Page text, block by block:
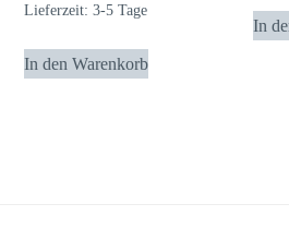
Lieferzeit:3-5 Tage
In den Warenkorb
In